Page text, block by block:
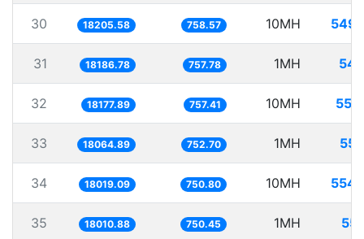
30 18205.58 758.57 10MH
31 18186.78 757.78 1MH
32 18177.89 757.41 10MH
33 18064.89 752.70 1MH
34 18019.09 750.80 10MH
35 18010.88 750.45 1MH